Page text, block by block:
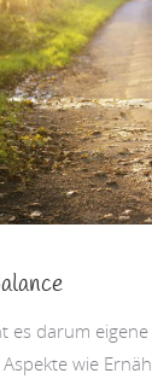
es darum
wie